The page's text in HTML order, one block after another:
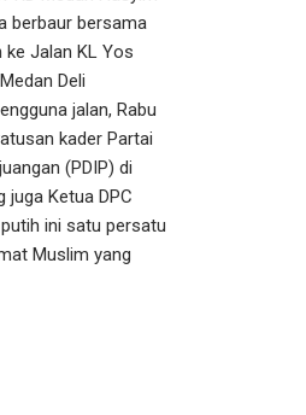
berbaur bersama
Jalan KL Yos
Deli
jalan, Rabu
kader Partai
(PDIP) di
juga Ketua DPC
ini satu persatu
Muslim yang